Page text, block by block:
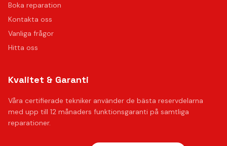
Boka reparation
Kontakta oss
Vanliga frågor
Hitta oss
Kvalitet & Garanti
Våra certifierade tekniker använder de bästa reservdelarna
med upp till 12 månaders funktionsgaranti på samtliga
reparationer.